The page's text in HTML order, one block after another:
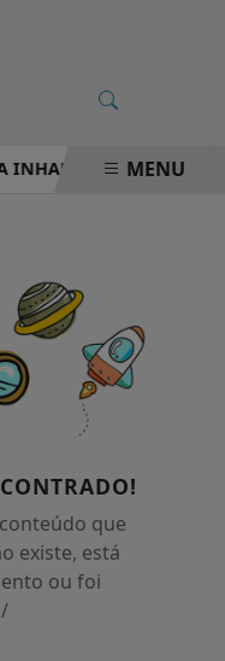
EM DOCES,
MENU
que
existe, está
ou foi